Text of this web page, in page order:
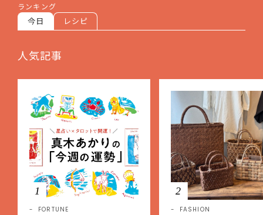
ランキング
今日 レシピ
人気記事
1
FORTUNE
2
FASHION